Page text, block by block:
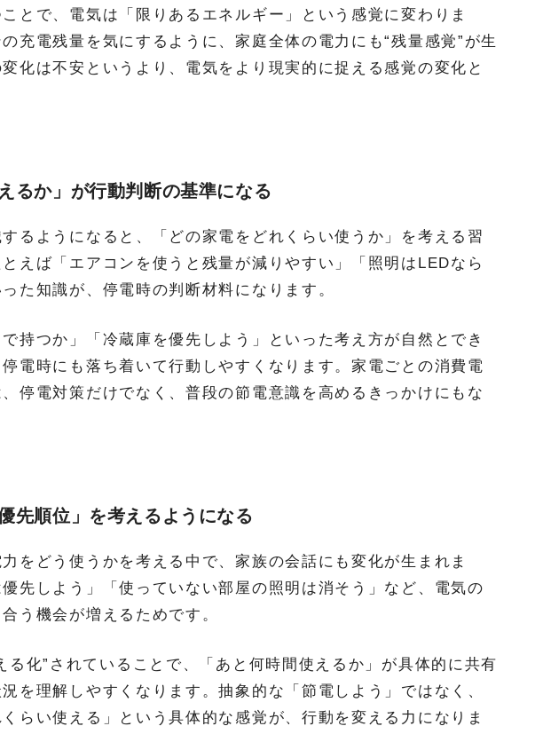
とで、電気は「限りあるエネルギー」という感覚に変わりま
充電残量を気にするように、家庭全体の電力にも“残量感覚”が生
化は不安というより、電気をより現実的に捉える感覚の変化と
るか」が行動判断の基準になる
るようになると、「どの家電をどれくらい使うか」を考える習
えば「エアコンを使うと残量が減りやすい」「照明はLEDなら
た知識が、停電時の判断材料になります。
で持つか」「冷蔵庫を優先しよう」といった考え方が自然とでき
電時にも落ち着いて行動しやすくなります。家電ごとの消費電
停電対策だけでなく、普段の節電意識を高めるきっかけにもな
先順位」を考えるようになる
をどう使うかを考える中で、家族の会話にも変化が生まれま
先しよう」「使っていない部屋の照明は消そう」など、電気の
う機会が増えるためです。
る化”されていることで、「あと何時間使えるか」が具体的に共有
を理解しやすくなります。抽象的な「節電しよう」ではなく、
くらい使える」という具体的な感覚が、行動を変える力になりま